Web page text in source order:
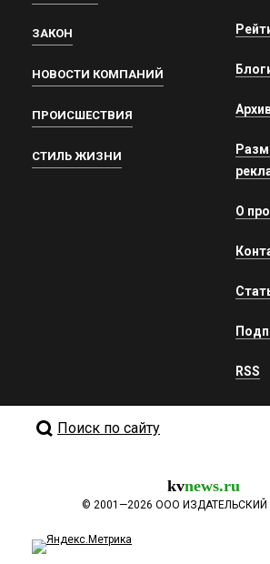
ЗАКОН
НОВОСТИ КОМПАНИЙ
ПРОИСШЕСТВИЯ
СТИЛЬ ЖИЗНИ
О
RSS
Поиск по сайту
kvnews.ru
© 2001—2026 ООО ИЗДАТЕЛЬСКИЙ